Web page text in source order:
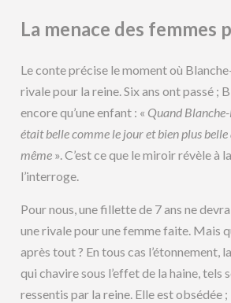
La menace des femmes
Le conte précise le moment où
rivale pour la reine. Six ans ont passé ;
encore qu’une enfant : « Quand
était belle comme le jour et bien plus belle
même ». C’est ce que le miroir révèle à
l’interroge.
Pour nous, une fillette de 7 ans ne
une rivale pour une femme faite. Mais
après tout ? En tous cas l’étonnement,
qui chavire sous l’effet de la haine, tels
ressentis par la reine. Elle est obsédée ;